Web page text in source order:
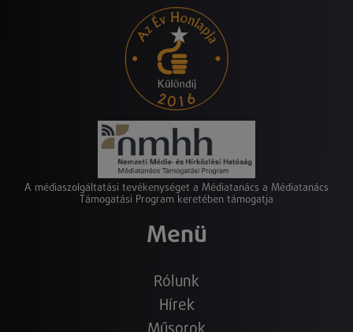
A médiaszolgáltatási tevékenységet a Médiatanács a Médiatanács
Támogatási Program keretében támogatja
Menü
Rólunk
Hírek